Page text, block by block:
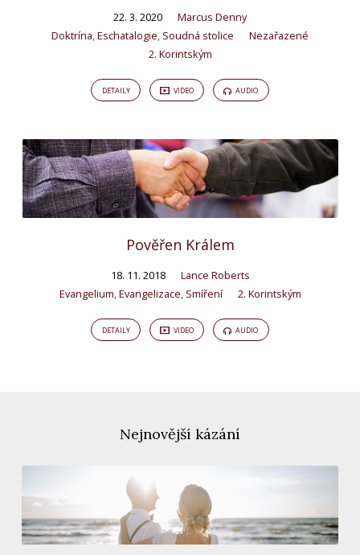
22. 3. 2020
Marcus Denny
Doktrína,Eschatalogie, Soudná stolice
Nezařazené
2. Korintským
DETAILY VIDEO AUDIO
Pověřen Králem
18. 11. 2018
Lance Roberts
Evangelium,Evangelizace, Smíření 2. Korintským
DETAILY VIDEO AUDIO
Nejnovější kázání